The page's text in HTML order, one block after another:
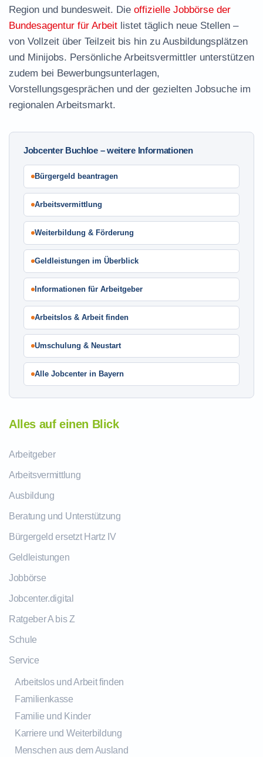
Region und bundesweit. Die offizielle Jobbörse der
Bundesagentur für Arbeit listet täglich neue Stellen –
von Vollzeit über Teilzeit bis hin zu Ausbildungsplätzen
und Minijobs. Persönliche Arbeitsvermittler unterstützen
zudem bei Bewerbungsunterlagen,
Vorstellungsgesprächen und der gezielten Jobsuche im
regionalen Arbeitsmarkt.
Jobcenter Buchloe – weitere Informationen
Bürgergeld beantragen
Arbeitsvermittlung
Weiterbildung & Förderung
Geldleistungen im Überblick
Informationen für Arbeitgeber
Arbeitslos & Arbeit finden
Umschulung & Neustart
Alle Jobcenter in Bayern
Alles auf einen Blick
Arbeitgeber
Arbeitsvermittlung
Ausbildung
Beratung und Unterstützung
Bürgergeld ersetzt Hartz IV
Geldleistungen
Jobbörse
Jobcenter.digital
Ratgeber A bis Z
Schule
Service
Arbeitslos und Arbeit finden
Familienkasse
Familie und Kinder
Karriere und Weiterbildung
Menschen aus dem Ausland